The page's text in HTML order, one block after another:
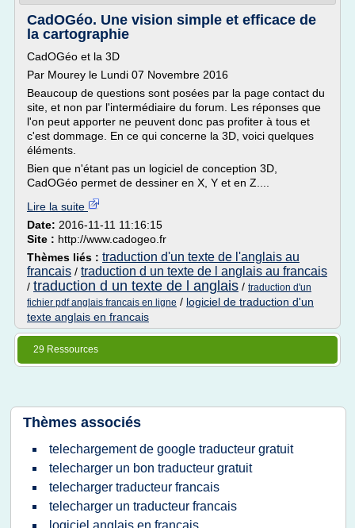
CadOGéo. Une vision simple et efficace de
la cartographie
CadOGéo et la 3D
Par Mourey le Lundi 07 Novembre 2016
Beaucoup de questions sont posées par la page contact du
site, et non par l'intermédiaire du forum. Les réponses que
l'on peut apporter ne peuvent donc pas profiter à tous et
c'est dommage. En ce qui concerne la 3D, voici quelques
éléments.
Bien que n'étant pas un logiciel de conception 3D,
CadOGéo permet de dessiner en X, Y et en Z....
Lire la suite
Date: 2016-11-11 11:16:15
Site : http://www.cadogeo.fr
Thèmes liés : traduction d'un texte de l'anglais au
francais / traduction d un texte de l anglais au francais
/ traduction d un texte de l anglais / traduction d'un
fichier pdf anglais francais en ligne / logiciel de traduction d'un
texte anglais en francais
29 Ressources
Thèmes associés
telechargement de google traducteur gratuit
telecharger un bon traducteur gratuit
telecharger traducteur francais
telecharger un traducteur francais
logiciel anglais en francais